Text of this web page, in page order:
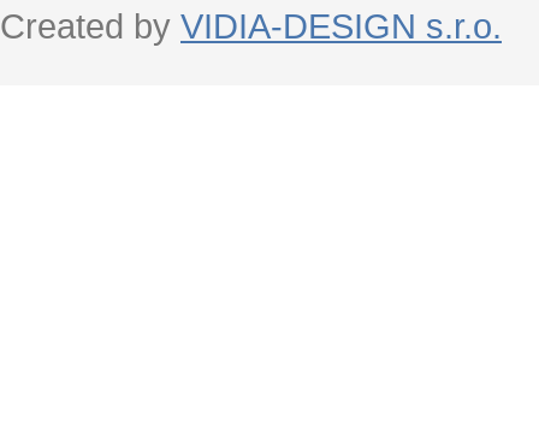
Created by VIDIA-DESIGN s.r.o.